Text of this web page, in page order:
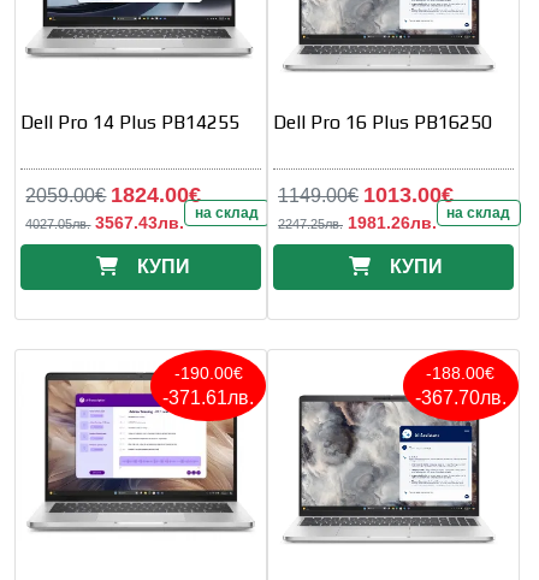
Dell Pro 14 Plus PB14255
2059.00€ 1824.00€
4027.05лв. 3567.43лв. на склад
КУПИ
Dell Pro 16 Plus PB16250
1149.00€ 1013.00€
2247.25лв. 1981.26лв. на склад
КУПИ
-190.00€
-371.61лв.
-188.00€
-367.70лв.